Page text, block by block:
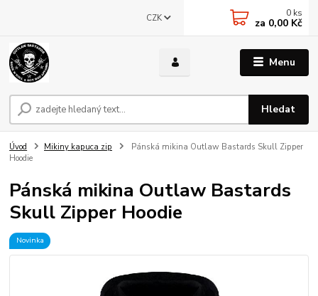
Menu
CZK
Hledat
0 ks
za 0,00 Kč
Úvod Mikiny kapuca zip
Pánská mikina Outlaw Bastards Skull Zipper
Hoodie
Pánská mikina Outlaw Bastards
Skull Zipper Hoodie
Novinka